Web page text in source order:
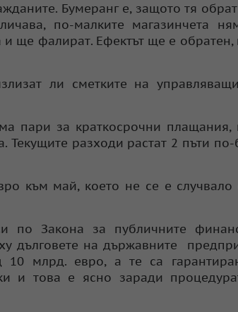
Бумеранг е, защото тя
по-малките магазинчета
и ще фалират. Ефектът ще е обратен,
ли сметките на
пари за краткосрочни плащания,
разходи растат 2 пъти по-
към май, което не се е случвало
по Закона за публичните
дълговете на държавните
млрд. евро, а те са
и това е ясно заради